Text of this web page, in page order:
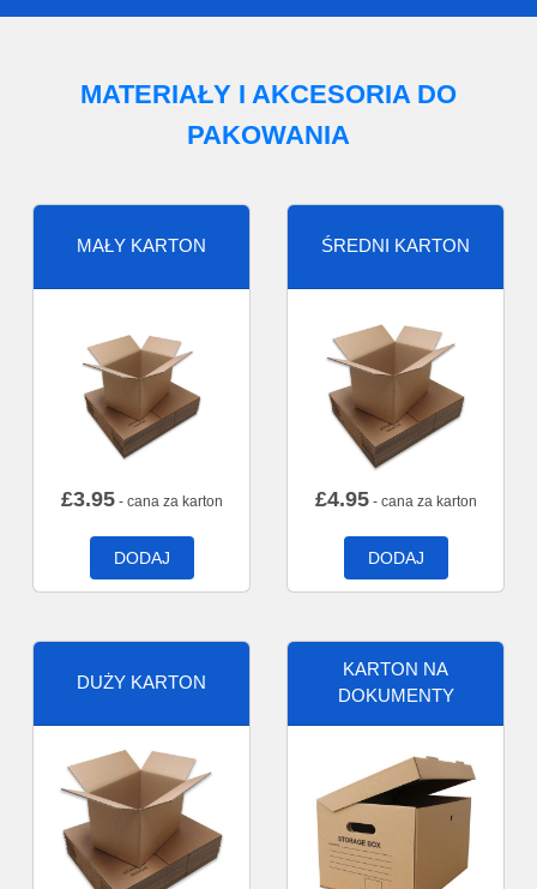
MATERIAŁY I AKCESORIA DO
PAKOWANIA
MAŁY KARTON
£3.95- cana za karton
DODAJ
ŚREDNI KARTON
£4.95- cana za karton
DODAJ
DUŻY KARTON
KARTON NA
DOKUMENTY